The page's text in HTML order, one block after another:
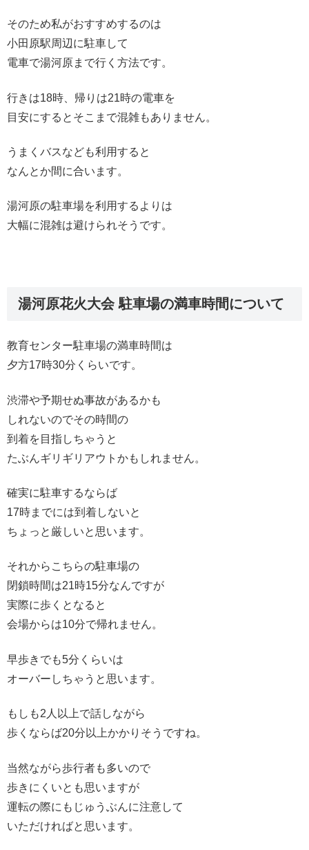
そのため私がおすすめするのは
小田原駅周辺に駐車して
電車で湯河原まで行く方法です。
行きは18時、帰りは21時の電車を
目安にするとそこまで混雑もありません。
うまくバスなども利用すると
なんとか間に合います。
湯河原の駐車場を利用するよりは
大幅に混雑は避けられそうです。
湯河原花火大会 駐車場の満車時間について
教育センター駐車場の満車時間は
夕方17時30分くらいです。
渋滞や予期せぬ事故があるかも
しれないのでその時間の
到着を目指しちゃうと
たぶんギリギリアウトかもしれません。
確実に駐車するならば
17時までには到着しないと
ちょっと厳しいと思います。
それからこちらの駐車場の
閉鎖時間は21時15分なんですが
実際に歩くとなると
会場からは10分で帰れません。
早歩きでも5分くらいは
オーバーしちゃうと思います。
もしも2人以上で話しながら
歩くならば20分以上かかりそうですね。
当然ながら歩行者も多いので
歩きにくいとも思いますが
運転の際にもじゅうぶんに注意して
いただければと思います。